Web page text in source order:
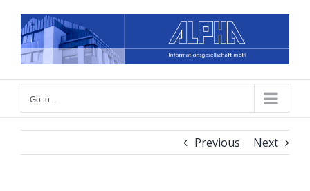
content
Go to...
Previous Next